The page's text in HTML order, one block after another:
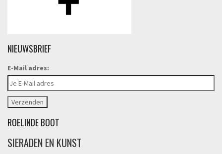
NIEUWSBRIEF
E-Mail adres:
ROELINDE BOOT
SIERADEN EN KUNST